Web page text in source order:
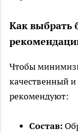
Как выбрать
Чтобы
качественный
рекомендуют:
Состав: